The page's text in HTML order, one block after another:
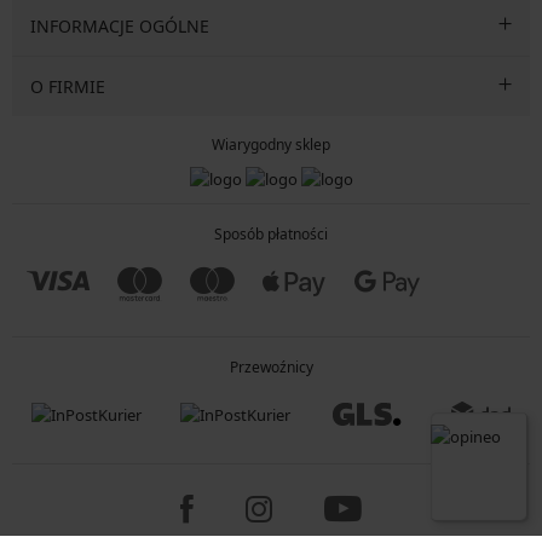
INFORMACJE OGÓLNE
O FIRMIE
Wiarygodny sklep
Sposób płatności
Przewoźnicy